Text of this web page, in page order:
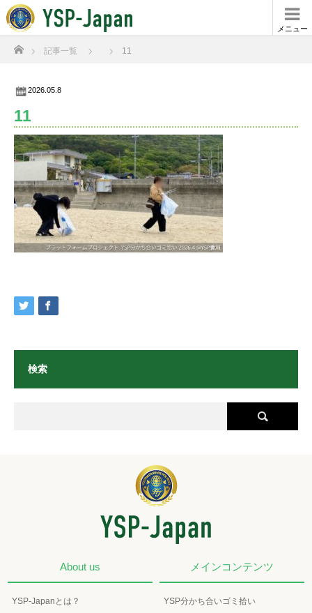
メニュー
ホーム
記事一覧 11
2026.05.8
11
検索
About us
YSP-Japanとは？
メインコンテンツ
YSP分かち合いゴミ拾い